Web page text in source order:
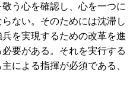
う心を確認し、心を一つに
ない。そのためには沈滞し
を実現するための改革を進
要がある。それを実行する
による指揮が必須である、